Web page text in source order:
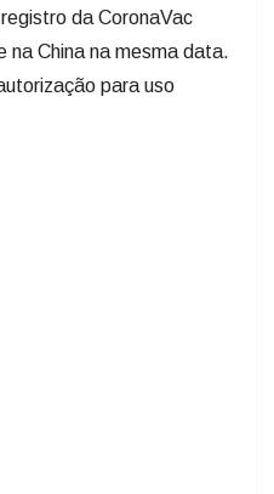
da CoronaVac
na China na mesma data.
para uso